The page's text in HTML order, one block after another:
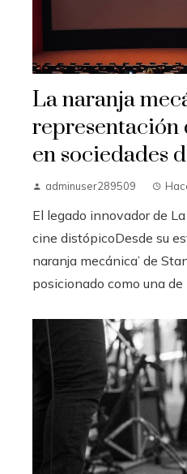
La naranja
representación
en sociedades
adminuser289509
El legado innovador de
cine distópicoDesde su
naranja mecánica’ de
posicionado como una de